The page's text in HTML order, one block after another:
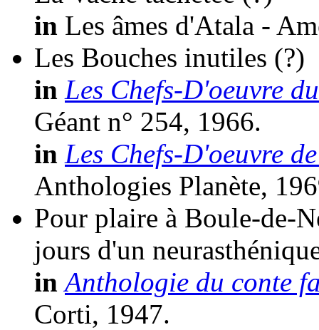
in Les âmes d'Atala -
Les Bouches inutiles (?)
in Les Chefs-D'oeuvre
Géant n° 254, 1966.
in Les Chefs-D'oeuvre
Anthologies Planète,
Pour plaire à Boule-de-
jours d'un
in Anthologie du conte
Corti, 1947.